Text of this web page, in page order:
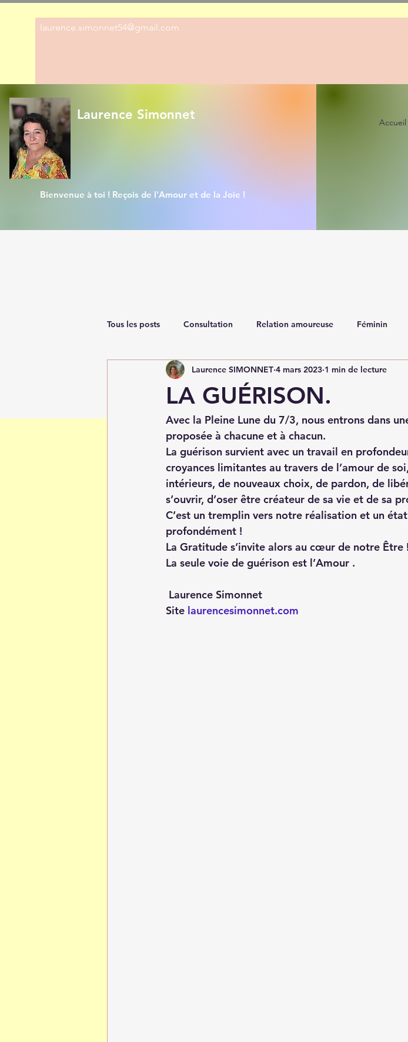
laurence.simonnet54@gmail.com
Laurence Simonnet
Bienvenue à toi ! Reçois de l'Amour et de la Joie !
Accueil
Tous les posts Consultation Relation amoureuse Féminin
Renaissance
LA GUÉRISON.
Laurence SIMONNET 4 mars 2023 1 min de lecture
Avec la Pleine Lune du 7/3, nous entrons dans
proposée à chacune et à chacun.
La guérison survient avec un travail en
croyances limitantes au travers de l’amour de
intérieurs, de nouveaux choix, de pardon, de
s’ouvrir, d’oser être créateur de sa vie et de sa
C’est un tremplin vers notre réalisation et un
profondément !
La Gratitude s’invite alors au cœur de notre Être !
La seule voie de guérison est l’Amour .
Laurence Simonnet
Site laurencesimonnet.com